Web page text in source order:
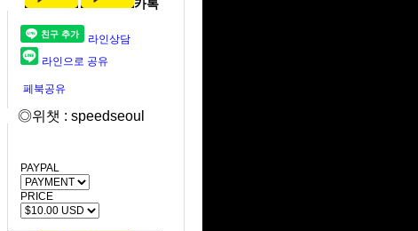
카톡
라인상담
라인으로 공유
페북공유
◎위챗 : speedseoul
PAYPAL
PRICE